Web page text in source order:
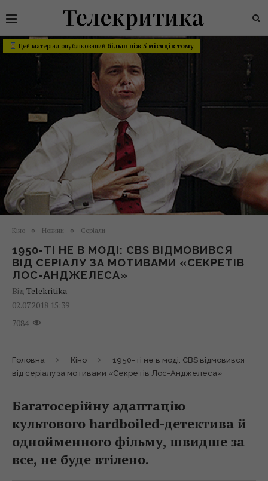
Цей матеріал опублікований більш ніж 5 місяців тому
Кіно Новини Серіали
1950-ТІ НЕ В МОДІ: CBS ВІДМОВИВСЯ
ВІД СЕРІАЛУ ЗА МОТИВАМИ «СЕКРЕТІВ
ЛОС-АНДЖЕЛЕСА»
Від Telekritika
02.07.2018 15:39
7084
Головна Кіно
1950-ті не в моді: CBS відмовився
від серіалу за мотивами «Секретів Лос-Анджелеса»
Багатосерійну адаптацію
культового hardboiled-детектива й
однойменного фільму, швидше за
все, не буде втілено.